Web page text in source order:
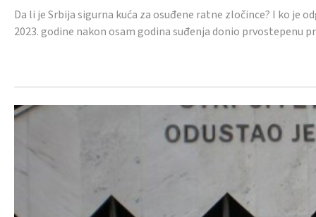
Da li je Srbija sigurna kuća za osuđene ratne zločince? I ko je
2023. godine nakon osam godina suđenja donio prvostepenu